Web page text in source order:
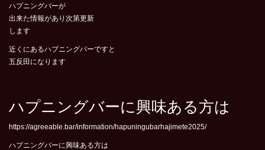
ハプニングバーが
出来た情報があり次第更新
します
近くにあるハプニングバーですと
五反田になります
ハプニングバーに興味ある方は
https://agreeable.bar/information/hapuningubarhajimete2025/
ハプニングバーに興味ある方は